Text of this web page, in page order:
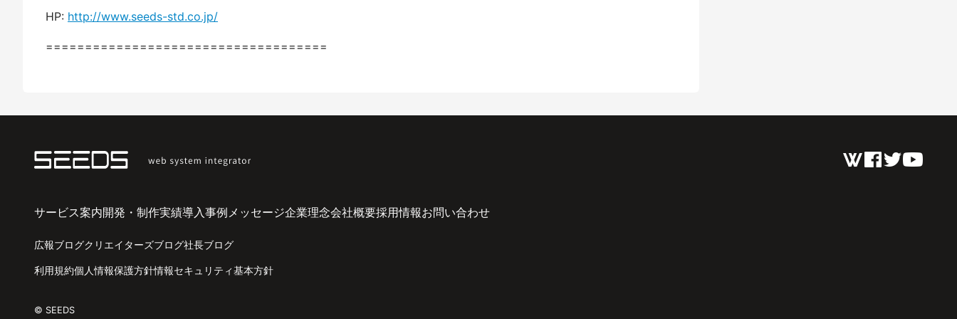
HP: http://www.seeds-std.co.jp/
====================================
サービス案内開発・制作実績導入事例メッセージ企業理念会社概要採用情報お問い合わせ
広報ブログクリエイターズブログ社長ブログ
利用規約個人情報保護方針情報セキュリティ基本方針
© SEEDS